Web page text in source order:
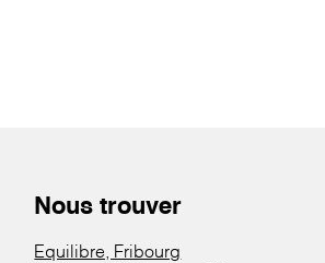
Nous trouver
Equilibre, Fribourg